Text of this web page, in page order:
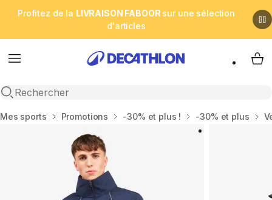
Profitez de la LIVRAISON FABOOR sur une sélection
d'articles
Menu
Open search
My
Accueil
Mes sports Promotions -30% et plus ! -30% et plus